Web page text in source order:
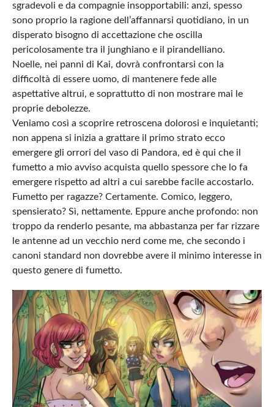
sgradevoli e da compagnie insopportabili: anzi, spesso
sono proprio la ragione dell’affannarsi quotidiano, in un
disperato bisogno di accettazione che oscilla
pericolosamente tra il junghiano e il pirandelliano.
Noelle, nei panni di Kai, dovrà confrontarsi con la
difficoltà di essere uomo, di mantenere fede alle
aspettative altrui, e soprattutto di non mostrare mai le
proprie debolezze.
Veniamo così a scoprire retroscena dolorosi e inquietanti;
non appena si inizia a grattare il primo strato ecco
emergere gli orrori del vaso di Pandora, ed è qui che il
fumetto a mio avviso acquista quello spessore che lo fa
emergere rispetto ad altri a cui sarebbe facile accostarlo.
Fumetto per ragazze? Certamente. Comico, leggero,
spensierato? Sì, nettamente. Eppure anche profondo: non
troppo da renderlo pesante, ma abbastanza per far rizzare
le antenne ad un vecchio nerd come me, che secondo i
canoni standard non dovrebbe avere il minimo interesse in
questo genere di fumetto.